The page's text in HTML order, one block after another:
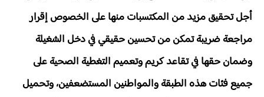
أجل تحقيق مزيد من المكتسبات منها على الخصوص إقرار
مراجعة ضريبة تمكن من تحسين حقيقي في دخل الشغيلة
وضمان حقها في تقاعد كريم وتعميم التغطية الصحية على
جميع فئات هذه الطبقة والمواطنين المستضعفين، وتحميل